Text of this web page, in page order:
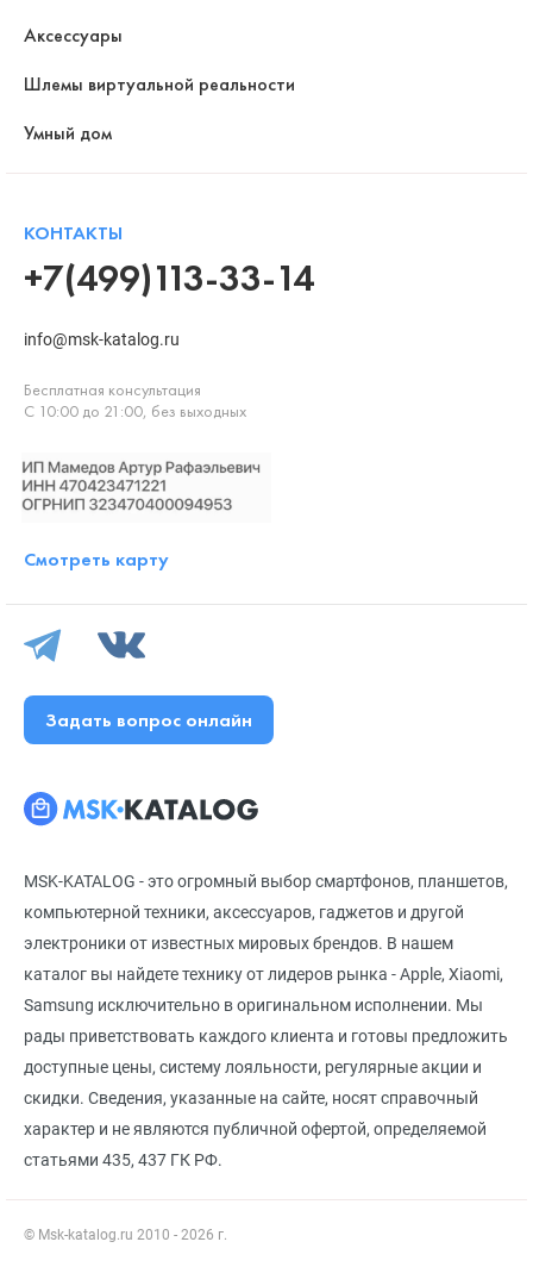
MSK-KATALOG - это огромный выбор смартфонов, планшетов,
компьютерной техники, аксессуаров, гаджетов и другой
электроники от известных мировых брендов. В нашем
каталог вы найдете технику от лидеров рынка - Apple, Xiaomi,
Samsung исключительно в оригинальном исполнении. Мы
рады приветствовать каждого клиента и готовы предложить
доступные цены, систему лояльности, регулярные акции и
скидки. Сведения, указанные на сайте, носят справочный
характер и не являются публичной офертой, определяемой
статьями 435, 437 ГК РФ.
© Msk-katalog.ru 2010 - 2026 г.
Аксессуары
Шлемы виртуальной реальности
Умный дом
КОНТАКТЫ
+7(499)113-33-14
info@msk-katalog.ru
Бесплатная консультация
С 10:00 до 21:00, без выходных
Смотреть карту
Задать вопрос онлайн